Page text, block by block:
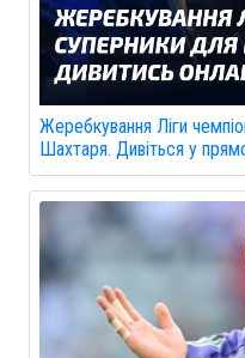
Жеребкування Ліги
Шахтаря. Дивіться у